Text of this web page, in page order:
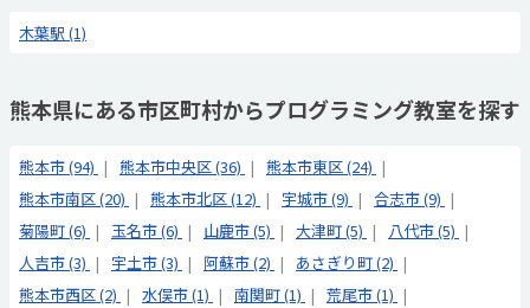
木葉駅 (1)
熊本県にある市区町村からプログラミング教室を探す
熊本市 (94) 熊本市中央区 (36)
熊本市東区 (24)
熊本市南区 (20)
熊本市北区 (12) 宇城市 (9)
合志市 (9)
菊陽町 (6)
玉名市 (6) 山鹿市 (5) 大津町 (5)
八代市 (5)
人吉市 (3)
宇土市 (3) 阿蘇市 (2)
あさぎり町 (2)
熊本市西区 (2)
水俣市 (1) 南関町 (1)
荒尾市 (1)